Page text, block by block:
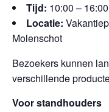
Tijd: 10:00 – 16:00
Locatie:
Molenschot
Bezoekers kunnen
verschillende
Voor standhouders